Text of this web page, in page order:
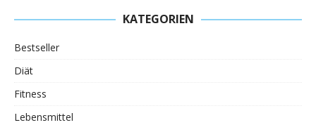
KATEGORIEN
Bestseller
Diät
Fitness
Lebensmittel